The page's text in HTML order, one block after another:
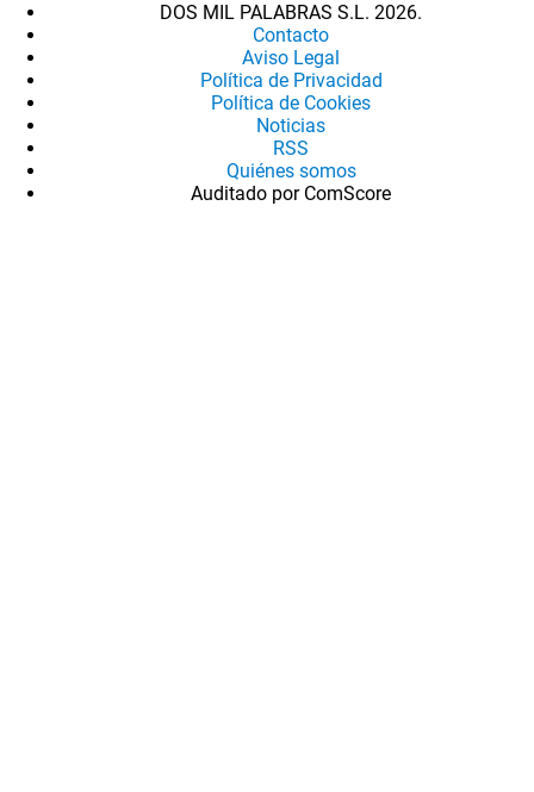
DOS MIL PALABRAS S.L. 2026.
Contacto
Aviso Legal
Política de Privacidad
Política de Cookies
Noticias
RSS
Quiénes somos
Auditado por ComScore